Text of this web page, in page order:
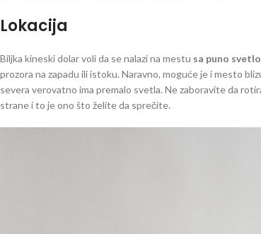
Lokacija
Biljka kineski dolar voli da se nalazi na mestu sa puno
prozora na zapadu ili istoku. Naravno, moguće je i mesto
severa verovatno ima premalo svetla. Ne zaboravite da
strane i to je ono što želite da sprečite.